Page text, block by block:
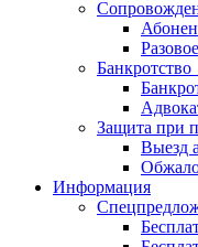
Банкротство
Защита при
Выезд
Информация